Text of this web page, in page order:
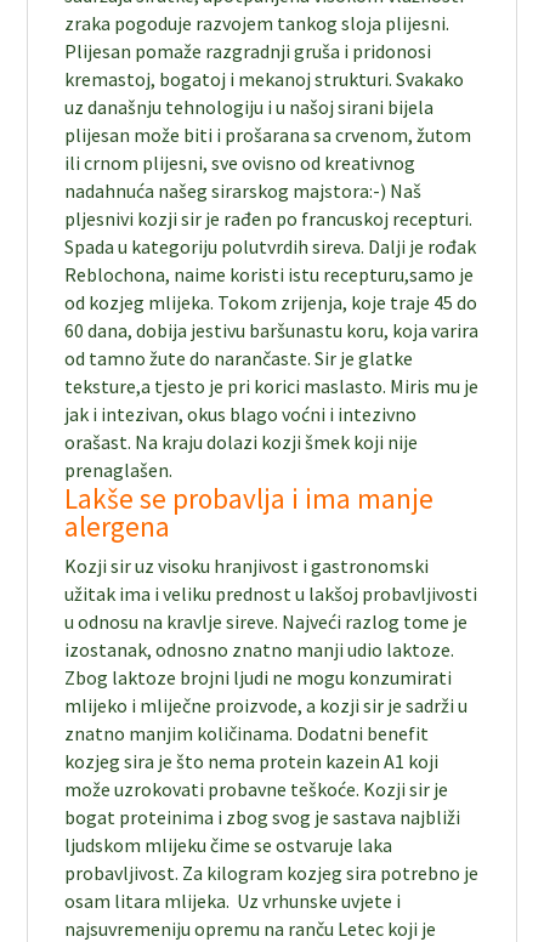
zraka pogoduje razvojem tankog sloja plijesni.
Plijesan pomaže razgradnji gruša i pridonosi
kremastoj, bogatoj i mekanoj strukturi. Svakako
uz današnju tehnologiju i u našoj sirani bijela
plijesan može biti i prošarana sa crvenom, žutom
ili crnom plijesni, sve ovisno od kreativnog
nadahnuća našeg sirarskog majstora:-) Naš
pljesnivi kozji sir je rađen po francuskoj recepturi.
Spada u kategoriju polutvrdih sireva. Dalji je rođak
Reblochona, naime koristi istu recepturu,samo je
od kozjeg mlijeka. Tokom zrijenja, koje traje 45 do
60 dana, dobija jestivu baršunastu koru, koja varira
od tamno žute do narančaste. Sir je glatke
teksture,a tjesto je pri korici maslasto. Miris mu je
jak i intezivan, okus blago voćni i intezivno
orašast. Na kraju dolazi kozji šmek koji nije
prenaglašen.
Lakše se probavlja i ima manje
alergena
Kozji sir uz visoku hranjivost i gastronomski
užitak ima i veliku prednost u lakšoj probavljivosti
u odnosu na kravlje sireve. Najveći razlog tome je
izostanak, odnosno znatno manji udio laktoze.
Zbog laktoze brojni ljudi ne mogu konzumirati
mlijeko i mliječne proizvode, a kozji sir je sadrži u
znatno manjim količinama. Dodatni benefit
kozjeg sira je što nema protein kazein A1 koji
može uzrokovati probavne teškoće. Kozji sir je
bogat proteinima i zbog svog je sastava najbliži
ljudskom mlijeku čime se ostvaruje laka
probavljivost. Za kilogram kozjeg sira potrebno je
osam litara mlijeka. Uz vrhunske uvjete i
najsuvremeniju opremu na ranču Letec koji je